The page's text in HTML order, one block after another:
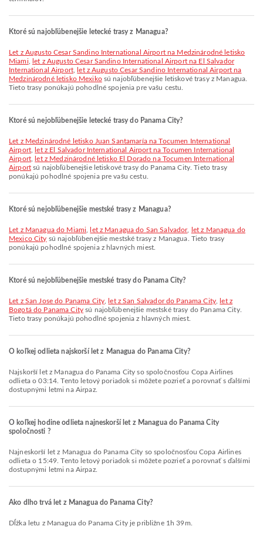
Ktoré sú najobľúbenejšie letecké trasy z Managua?
let z Augusto Cesar Sandino International Airport na Medzinárodné letisko
Miami
let z Augusto Cesar Sandino International Airport na El Salvador
International Airport,
let z Augusto Cesar Sandino International Airport na
Medzinárodné letisko Mexikosú najobľúbenejšie letiskové trasy z Managua.
Tieto trasy ponúkajú pohodlné spojenia pre vašu cestu.
Ktoré sú nejobľúbenejšie letecké trasy do Panama City?
let z Medzinárodné letisko Juan Santamaría na Tocumen International
Airport,
let z El Salvador International Airport na Tocumen International
Airport,
let z Medzinárodné letisko El Dorado na Tocumen International
Airportsú najobľúbenejšie letiskové trasy do Panama City. Tieto trasy
ponúkajú pohodlné spojenia pre vašu cestu.
Ktoré sú nejobľúbenejšie mestské trasy z Managua?
let z Managua do Miami let z Managua do San Salvador,
let z Managua do
Mexico City sú najobľúbenejšie mestské trasy z Managua. Tieto trasy
ponúkajú pohodlné spojenia z hlavných miest.
Ktoré sú nejobľúbenejšie mestské trasy do Panama City?
let z San Jose do Panama City let z San Salvador do Panama City,
let z
Bogotá do Panama Citysú najobľúbenejšie mestské trasy do Panama City.
Tieto trasy ponúkajú pohodlné spojenia z hlavných miest.
O koľkej odlieta najskorší let z Managua do Panama City?
Najskorší let z Managua do Panama City so spoločnosťou Copa Airlines
odlieta o 03:14. Tento letový poriadok si môžete pozrieť a porovnať s ďalšími
dostupnými letmi na Airpaz.
O koľkej hodine odlieta najneskorší let z Managua do Panama City
spoločnosti ?
Najneskorší let z Managua do Panama City so spoločnosťou Copa Airlines
odlieta o 15:49. Tento letový poriadok si môžete pozrieť a porovnať s ďalšími
dostupnými letmi na Airpaz.
Ako dlho trvá let z Managua do Panama City?
Dĺžka letu z Managua do Panama City je približne 1h 39m.